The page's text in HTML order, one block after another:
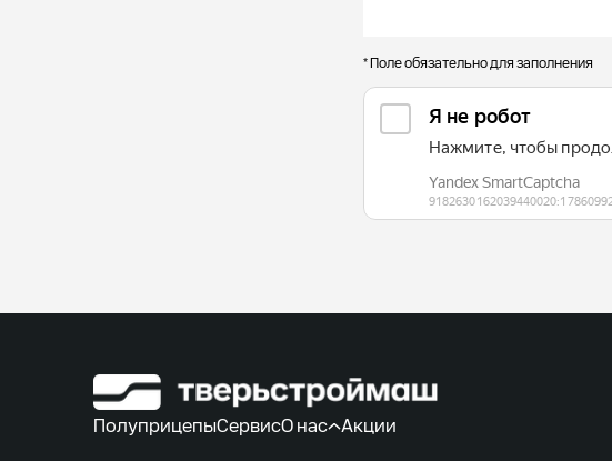
* Поле обязательно для заполнения
ПолуприцепыСервисО нас Акции